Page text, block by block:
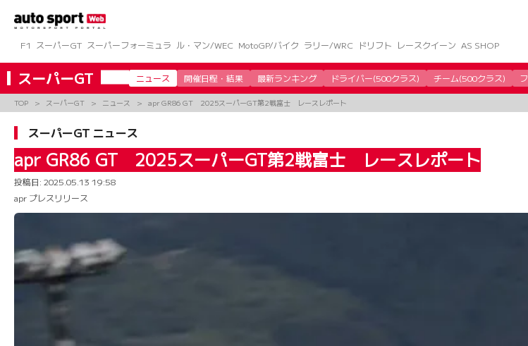
ツ
へ
ス
キ
ッ
F1
スーパーGT スーパーフォーミュラ ル・マン/WEC MotoGP/バイク ラリー/WRC ドリフト レースクイーン AS SHOP
スーパーGT ニュース 開催日程・結果 最新ランキング ドライバー(500クラス) チーム(500クラス)
TOP スーパーGT ニュース apr GR86 GT 2025スーパーGT第2戦富士 レースレポート
スーパーGT ニュース
apr GR86 GT 2025スーパーGT第2戦富士 レースレポート
投稿日: 2025.05.13 19:58
apr プレスリリース